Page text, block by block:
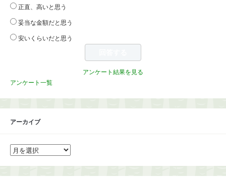
正直、高いと思う
妥当な金額だと思う
安いくらいだと思う
アンケート結果を見る
アンケート一覧
アーカイブ
ア
ー
イ